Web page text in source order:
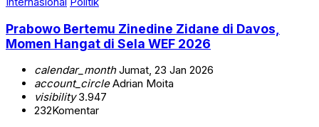
Prabowo Bertemu Zinedine Zidane di Davos,
Momen Hangat di Sela WEF 2026
calendar_monthJumat, 23 Jan 2026
account_circleAdrian Moita
visibility3.947
232Komentar